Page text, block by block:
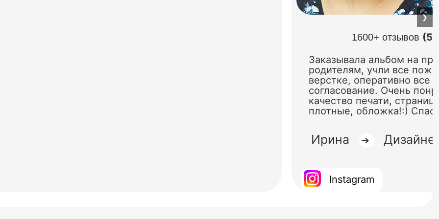
1600+ отзывов
Заказывала альбом на
родителям, учли все
верстке, оперативно все
согласование. Очень
качество печати,
плотные, обложка!:)
Ирина ➔
Instagram
❯